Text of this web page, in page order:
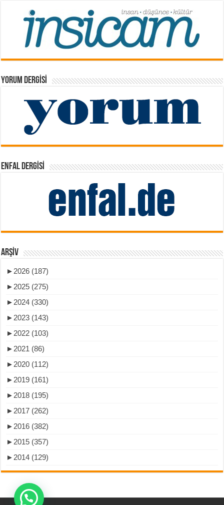
YORUM DERGISI
ENFAL DERGISI
ARŞIV
► 2026 (187)
► 2025 (275)
► 2024 (330)
► 2023 (143)
► 2022 (103)
► 2021 (86)
► 2020 (112)
► 2019 (161)
► 2018 (195)
► 2017 (262)
► 2016 (382)
► 2015 (357)
► 2014 (129)